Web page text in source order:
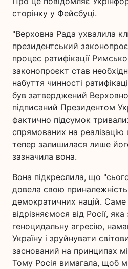
сторінку у Фейсбуці.
"Верховна Рада ухвалила
президентський
процес ратифікації
законопроєкт став
набуття чинності
був затверджений
підписаний Президентом
фактично підсумок
спрямованих на реалізацію
тепер залишилася лише
зазначила вона.
Вона підкреслила, що
довела свою приналежність
демократичних націй.
відрізняємося від Росії,
геноцидальну агресію,
Україну і зруйнувати
заснований на принципах
Тому Росія вимагала, щоб